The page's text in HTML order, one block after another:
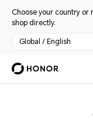
Choose your country or
shop directly.
Global / English